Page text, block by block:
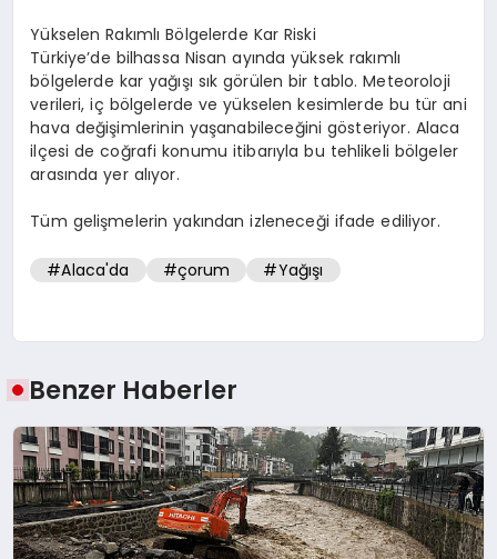
Yükselen Rakımlı Bölgelerde Kar Riski
Türkiye’de bilhassa Nisan ayında yüksek rakımlı
bölgelerde kar yağışı sık görülen bir tablo. Meteoroloji
verileri, iç bölgelerde ve yükselen kesimlerde bu tür ani
hava değişimlerinin yaşanabileceğini gösteriyor. Alaca
ilçesi de coğrafi konumu itibarıyla bu tehlikeli bölgeler
arasında yer alıyor.
Tüm gelişmelerin yakından izleneceği ifade ediliyor.
#Alaca'da #çorum #Yağışı
Benzer Haberler